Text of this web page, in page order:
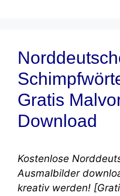
Gratis
Download
Kostenlose
Ausmalbilder
kreativ werden!